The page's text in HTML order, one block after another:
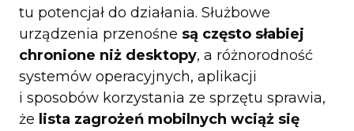
tu potencjał do działania. Służbowe
urządzenia przenośne są często słabiej
chronione niż desktopy, a różnorodność
systemów operacyjnych, aplikacji
i sposobów korzystania ze sprzętu sprawia,
że lista zagrożeń mobilnych wciąż się